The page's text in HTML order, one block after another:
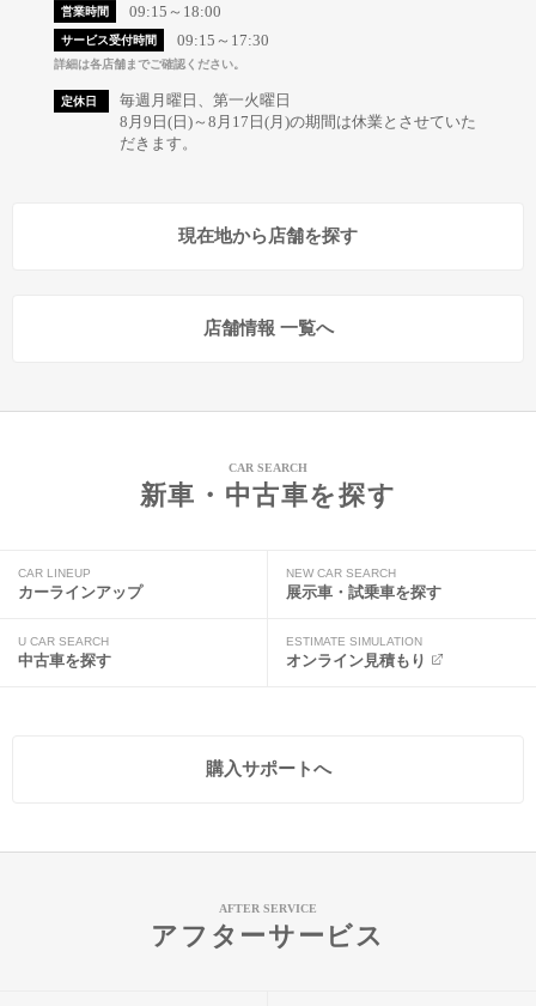
営業時間 09:15～18:00
サービス受付時間 09:15～17:30
詳細は各店舗までご確認ください。
定休日
毎週月曜日、第一火曜日
8月9日(日)～8月17日(月)の期間は休業とさせていた
だきます。
現在地から店舗を探す
店舗情報 一覧へ
CAR SEARCH
新車・中古車を探す
CAR LINEUP
カーラインアップ
NEW CAR SEARCH
展示車・試乗車を探す
U CAR SEARCH
中古車を探す
ESTIMATE SIMULATION
オンライン見積もり
購入サポートへ
AFTER SERVICE
アフターサービス